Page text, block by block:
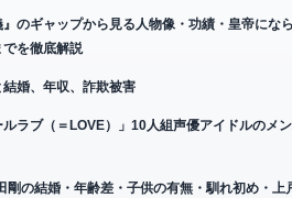
のギャップから見る人物像・功績・皇帝にな
を徹底解説
婚、年収、詐欺被害
ラブ（＝LOVE）」10人組声優アイドルのメ
剛の結婚・年齢差・子供の有無・馴れ初め・上